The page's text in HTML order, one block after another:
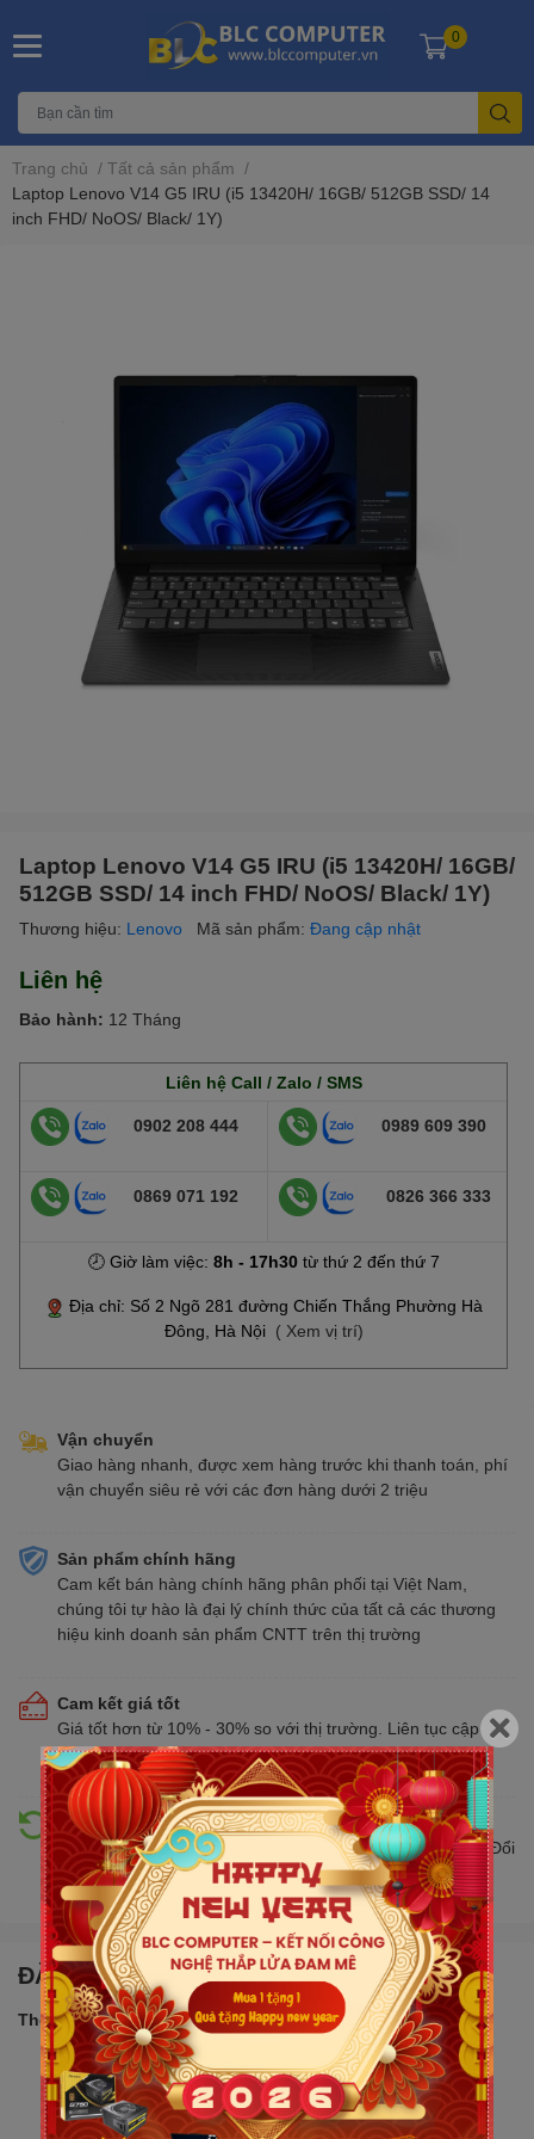
0
Trang chủ / Tất cả sản phẩm /
Laptop Lenovo V14 G5 IRU (i5 13420H/ 16GB/ 512GB SSD/ 14
inch FHD/ NoOS/ Black/ 1Y)
Laptop Lenovo V14 G5 IRU (i5 13420H/ 16GB/
512GB SSD/ 14 inch FHD/ NoOS/ Black/ 1Y)
Thương hiệu: Lenovo Mã sản phẩm: Đang cập nhật
Liên hệ
Bảo hành: 12 Tháng
Liên hệ Call / Zalo / SMS
0902 208 444 0989 609 390
0869 071 192 0826 366 333
🕗 Giờ làm việc: 8h - 17h30từ thứ 2 đến thứ 7
Địa chỉ: Số 2 Ngõ 281 đường Chiến Thắng Phường Hà
Đông, Hà Nội ( Xem vị trí)
Vận chuyển
Giao hàng nhanh, được xem hàng trước khi thanh toán, phí
vận chuyển siêu rẻ với các đơn hàng dưới 2 triệu
Sản phẩm chính hãng
Cam kết bán hàng chính hãng phân phối tại Việt Nam,
chúng tôi tự hào là đại lý chính thức của tất cả các thương
hiệu kinh doanh sản phẩm CNTT trên thị trường
Cam kết giá tốt
Giá tốt hơn từ 10% - 30% so với thị trường. Liên tục cập
nhật giá mới nhất, cạnh tranh
Hỗ trợ đổi trả
Đổi trả hàng lên đến 30 ngày nếu có lỗi do nhà sản xuất. Đổi
trả hàng không cần lý do với mức phí ưu đãi
ĐẶC ĐIỂM NỔI BẬT
Thông số sản phẩm:
Bộ VXL: Core i5 13420H
2.1GHz